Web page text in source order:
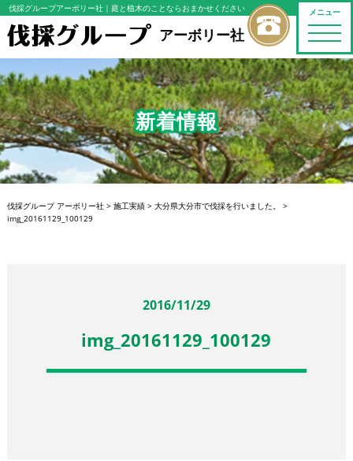
メニュー
toggle
伐採グループアーボリー社｜庭と植木のことならおまかせください
アーボリー社
新着情報
伐採グループ アーボリー社> 施工実績> 大分県大分市で伐採を行いました。
>
img_20161129_100129
2016/11/29
img_20161129_100129